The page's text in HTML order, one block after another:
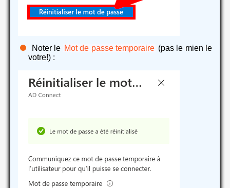
Noter le Mot de passe temporaire (pas le mien le
votre!) :